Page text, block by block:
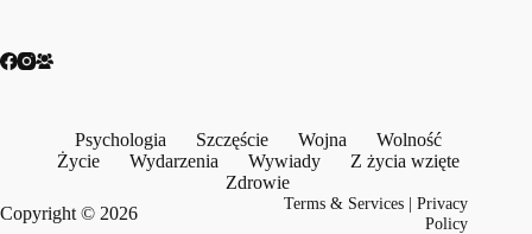
Psychologia Szczęście Wojna
Wolność
Życie
Wydarzenia Wywiady
Z życia wzięte
Zdrowie
Copyright © 2026
Terms & Services |Privacy
Policy